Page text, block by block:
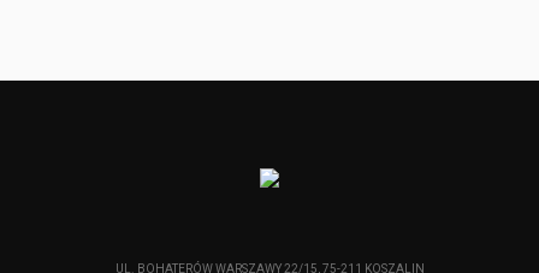
UL. BOHATERÓW WARSZAWY 22/15, 75-211 KOSZALIN